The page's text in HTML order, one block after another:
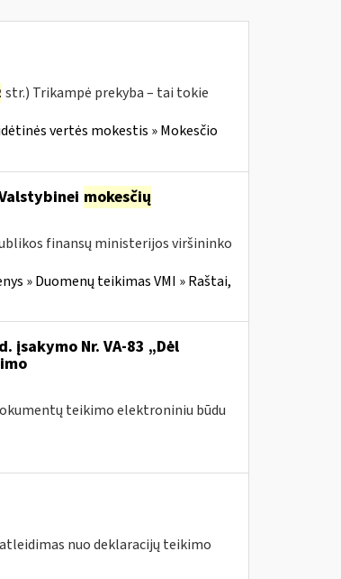
str.) Trikampė prekyba – tai tokie
vertės mokestis » Mokesčio
mokesčių
finansų ministerijos viršininko
» Duomenų teikimas VMI » Raštai,
įsakymo Nr. VA-83 „Dėl
teikimo elektroniniu būdu
nuo deklaracijų teikimo